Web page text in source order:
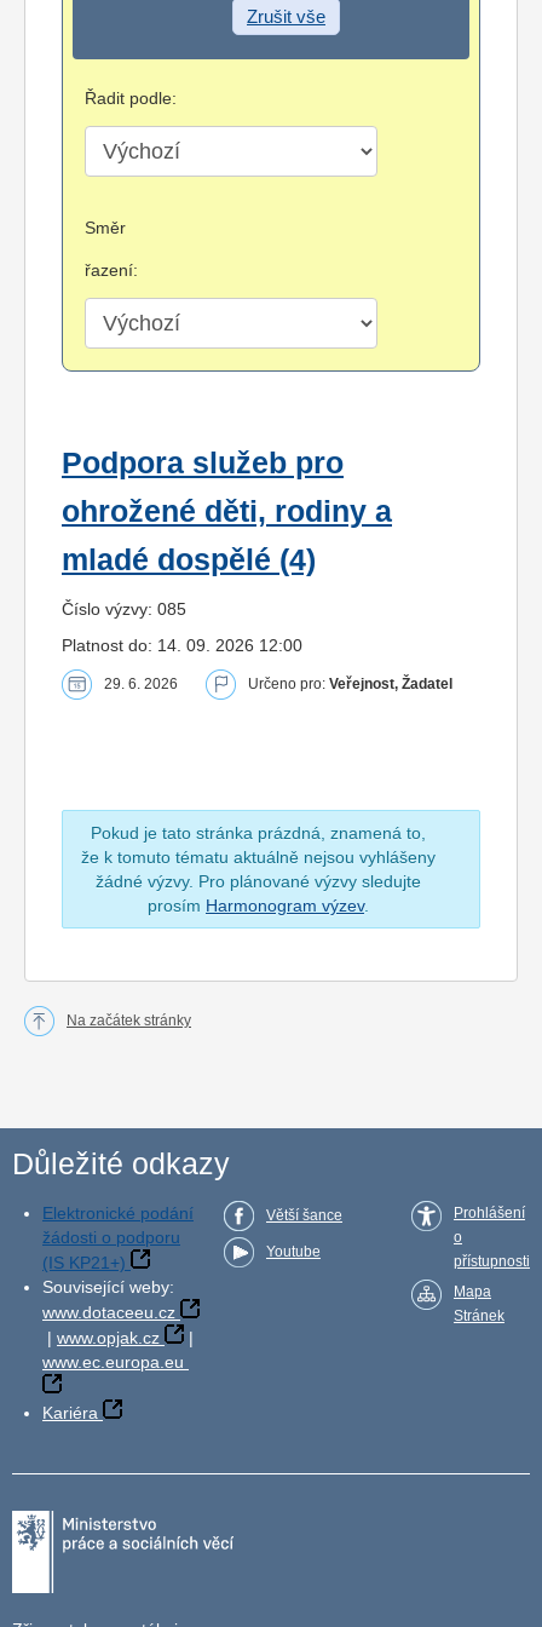
Zrušit vše
Řadit podle:
Směr
řazení:
Podpora služeb pro
ohrožené děti, rodiny a
mladé dospělé (4)
Číslo výzvy: 085
Platnost do: 14. 09. 2026 12:00
29. 6. 2026 Určeno pro: Veřejnost, Žadatel
Pokud je tato stránka prázdná, znamená to,
že k tomuto tématu aktuálně nejsou vyhlášeny
žádné výzvy. Pro plánované výzvy sledujte
prosím Harmonogram výzev.
Na začátek stránky
Důležité odkazy
Elektronické podání
žádosti o podporu
(IS KP21+)
Související weby:
www.dotaceeu.cz
| www.opjak.cz
|
www.ec.europa.eu
Kariéra
Větší šance
Youtube
Prohlášení
o
přístupnosti
Mapa
Stránek